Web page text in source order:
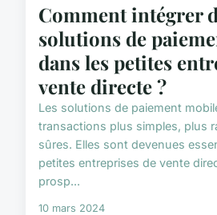
Comment intégrer
solutions de
dans les petites
vente directe ?
Les solutions de paiement
transactions plus simples, plus
sûres. Elles sont devenues
petites entreprises de vente
prosp...
10 mars 2024